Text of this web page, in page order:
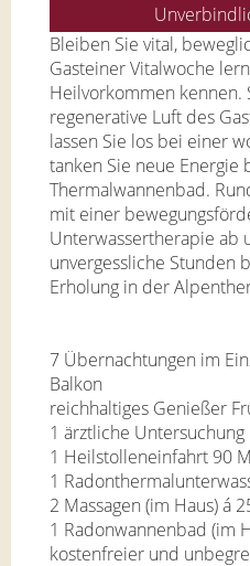
Bleiben Sie vital,
Gasteiner Vitalwoche
Heilvorkommen kennen.
regenerative Luft des
lassen Sie los bei einer
tanken Sie neue Energie
Thermalwannenbad.
mit einer
Unterwassertherapie ab
unvergessliche Stunden
Erholung in der
7 Übernachtungen im
Balkon
reichhaltiges Genießer
1 ärztliche
1 Heilstolleneinfahrt 90
1
2 Massagen (im Haus) á
1 Radonwannenbad (im
kostenfreier und